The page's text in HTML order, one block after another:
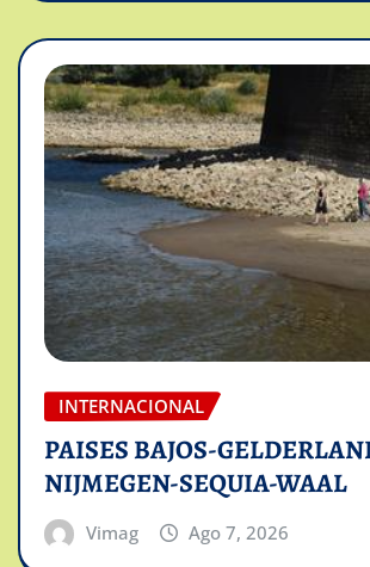
INTERNACIONAL
PAISES BAJOS-
NIJMEGEN-SEQUIA-WAAL
Vimag Ago 7, 2026